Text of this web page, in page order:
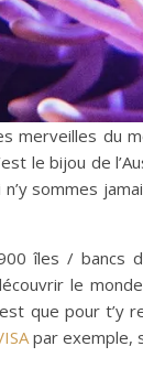
merveilles du
le bijou de
sommes
îles / bancs
le
que pour t’y
par exemple,